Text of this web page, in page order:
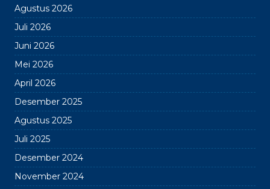
Agustus 2026
Juli 2026
Juni 2026
Mei 2026
April 2026
Desember 2025
Agustus 2025
Juli 2025
Desember 2024
November 2024